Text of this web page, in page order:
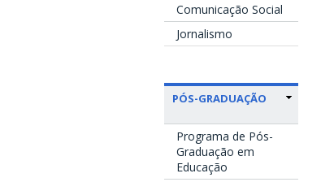
Comunicação Social
Jornalismo
PÓS-GRADUAÇÃO
Programa de Pós-
Graduação em
Educação
Início das atividades do Curso de Pedagogia